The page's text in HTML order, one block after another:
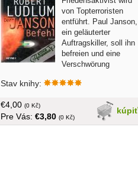
von Topterroristen
entführt. Paul Janson,
ein geläuterter
Auftragskiller, soll ihn
befreien und eine
Verschwörung
gefährden könnte. Robert Ludlum
über fünfzig Ländern. Auch sein
neuester Thriller bietet atemberaubende
Spannung.... v nemčine, obal, tvrdá
Stav knihy:
kúpiť
€4,00 (0 Kč)
Pre Vás: €3,80 (0 Kč)